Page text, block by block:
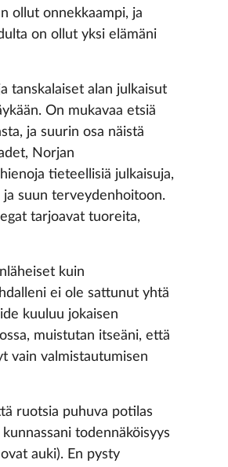
ollut onnekkaampi, ja
on ollut yksi elämäni
tanskalaiset alan julkaisut
On mukavaa etsiä
ja suurin osa näistä
Norjan
tieteellisiä julkaisuja,
ja suun terveydenhoitoon.
tarjoavat tuoreita,
kuin
ei ole sattunut yhtä
kuuluu jokaisen
muistutan itseäni, että
vain valmistautumisen
ruotsia puhuva potilas
todennäköisyys
auki). En pysty